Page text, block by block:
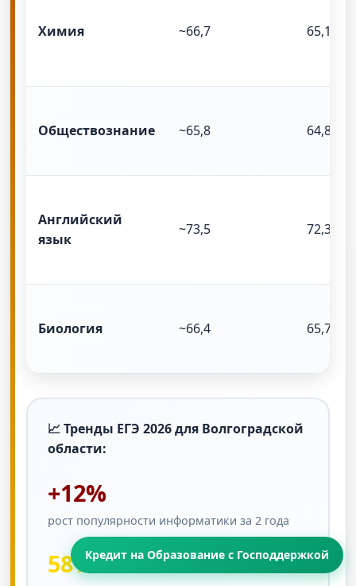
Химия ~66,7 65,1
Обществознание ~65,8 64,8
Английский
язык
~73,5 72,3
Биология ~66,4 65,7
📈 Тренды ЕГЭ 2026 для Волгоградской
области:
+12%
рост популярности информатики за 2 года
58%Кредит на Образование с Господдержкой